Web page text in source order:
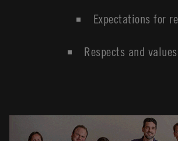
Expectations for
Respects and